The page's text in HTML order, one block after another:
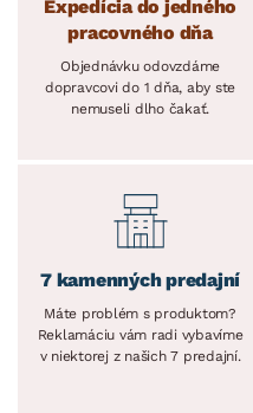
Expedícia do jedného
pracovného dňa
Objednávku odovzdáme
dopravcovi do 1 dňa, aby ste
nemuseli dlho čakať.
7 kamenných predajní
Máte problém s produktom?
Reklamáciu vám radi vybavíme
v niektorej z našich 7 predajní.